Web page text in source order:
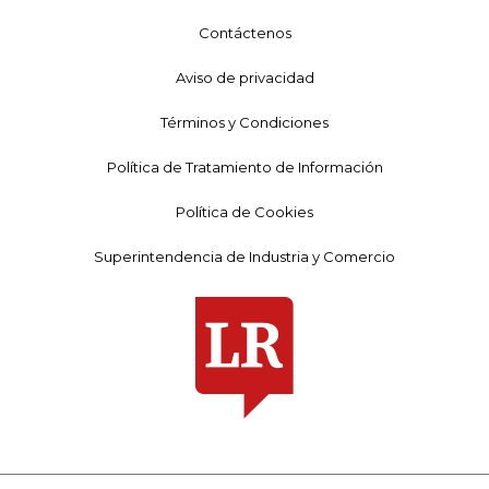
Contáctenos
Aviso de privacidad
Términos y Condiciones
Política de Tratamiento de Información
Política de Cookies
Superintendencia de Industria y Comercio